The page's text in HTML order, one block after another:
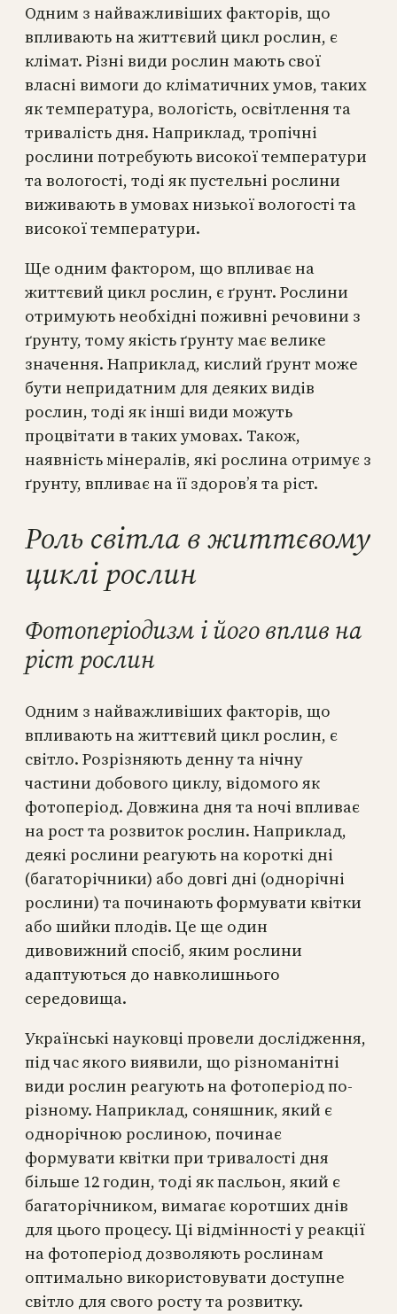
Одним з найважливіших факторів, що
впливають на життєвий цикл рослин, є
клімат. Різні види рослин мають свої
власні вимоги до кліматичних умов, таких
як температура, вологість, освітлення та
тривалість дня. Наприклад, тропічні
рослини потребують високої температури
та вологості, тоді як пустельні рослини
виживають в умовах низької вологості та
високої температури.
Ще одним фактором, що впливає на
життєвий цикл рослин, є ґрунт. Рослини
отримують необхідні поживні речовини з
ґрунту, тому якість ґрунту має велике
значення. Наприклад, кислий ґрунт може
бути непридатним для деяких видів
рослин, тоді як інші види можуть
процвітати в таких умовах. Також,
наявність мінералів, які рослина отримує з
ґрунту, впливає на її здоров’я та ріст.
Роль світла в життєвому
циклі рослин
Фотоперіодизм і його вплив на
ріст рослин
Одним з найважливіших факторів, що
впливають на життєвий цикл рослин, є
світло. Розрізняють денну та нічну
частини добового циклу, відомого як
фотоперіод. Довжина дня та ночі впливає
на рост та розвиток рослин. Наприклад,
деякі рослини реагують на короткі дні
(багаторічники) або довгі дні (однорічні
рослини) та починають формувати квітки
або шийки плодів. Це ще один
дивовижний спосіб, яким рослини
адаптуються до навколишнього
середовища.
Українські науковці провели дослідження,
під час якого виявили, що різноманітні
види рослин реагують на фотоперіод по-
різному. Наприклад, соняшник, який є
однорічною рослиною, починає
формувати квітки при тривалості дня
більше 12 годин, тоді як пасльон, який є
багаторічником, вимагає коротших днів
для цього процесу. Ці відмінності у реакції
на фотоперіод дозволяють рослинам
оптимально використовувати доступне
світло для свого росту та розвитку.